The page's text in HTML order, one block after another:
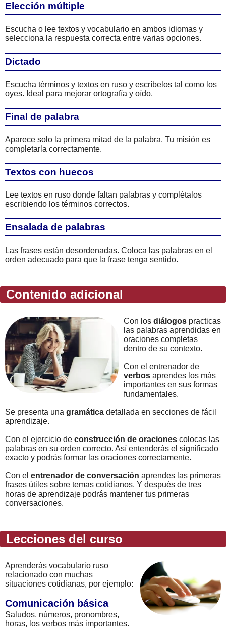
Elección múltiple
Escucha o lee textos y vocabulario en ambos idiomas y
selecciona la respuesta correcta entre varias opciones.
Dictado
Escucha términos y textos en ruso y escríbelos tal como los
oyes. Ideal para mejorar ortografía y oído.
Final de palabra
Aparece solo la primera mitad de la palabra. Tu misión es
completarla correctamente.
Textos con huecos
Lee textos en ruso donde faltan palabras y complétalos
escribiendo los términos correctos.
Ensalada de palabras
Las frases están desordenadas. Coloca las palabras en el
orden adecuado para que la frase tenga sentido.
Contenido adicional
Con los diálogos practicas
las palabras aprendidas en
oraciones completas
dentro de su contexto.
Con el entrenador de
verbos aprendes los más
importantes en sus formas
fundamentales.
Se presenta una gramática detallada en secciones de fácil
aprendizaje.
Con el ejercicio de construcción de oraciones colocas las
palabras en su orden correcto. Así entenderás el significado
exacto y podrás formar las oraciones correctamente.
Con el entrenador de conversación aprendes las primeras
frases útiles sobre temas cotidianos. Y después de tres
horas de aprendizaje podrás mantener tus primeras
conversaciones.
Lecciones del curso
Aprenderás vocabulario ruso
relacionado con muchas
situaciones cotidianas, por ejemplo:
Comunicación básica
Saludos, números, pronombres,
horas, los verbos más importantes.